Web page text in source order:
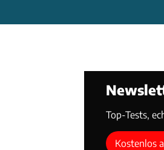
Top-Tests,
Kostenlos